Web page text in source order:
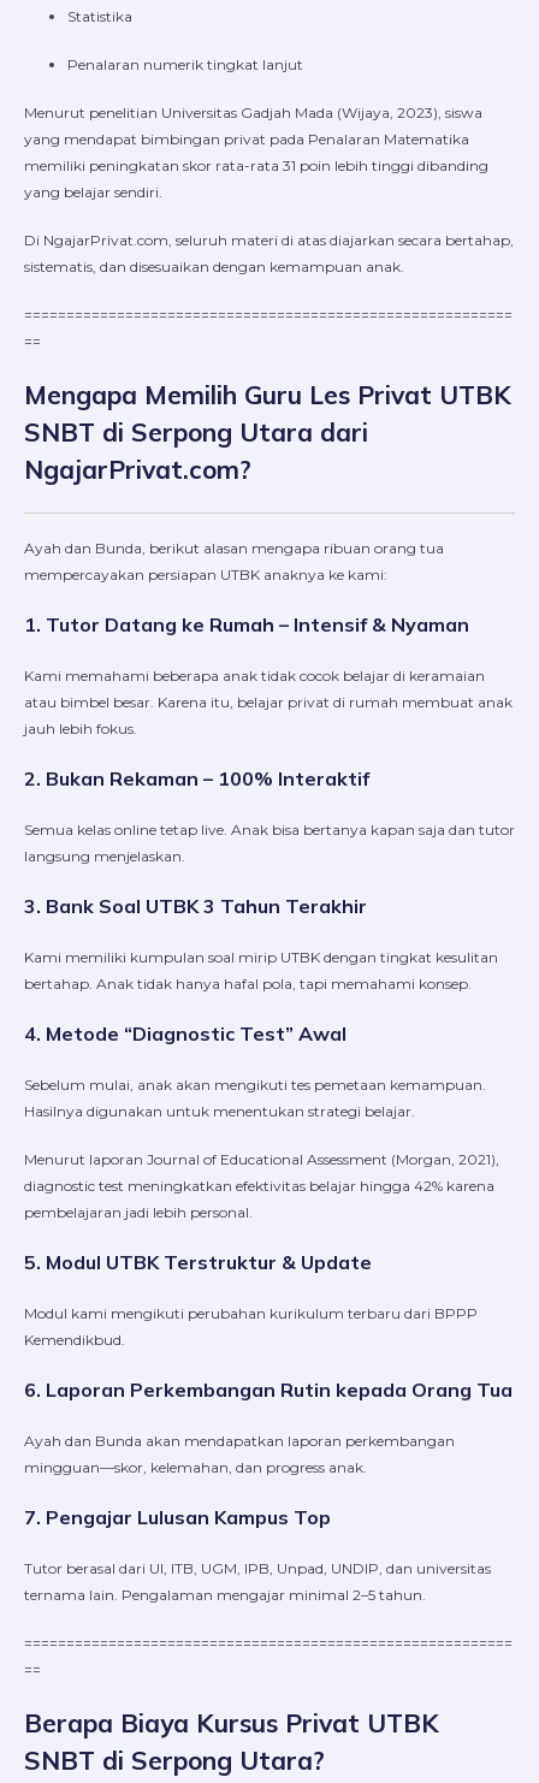
Statistika
Penalaran numerik tingkat lanjut
Menurut penelitian Universitas Gadjah Mada (Wijaya, 2023), siswa
yang mendapat bimbingan privat pada Penalaran Matematika
memiliki peningkatan skor rata-rata 31 poin lebih tinggi dibanding
yang belajar sendiri.
Di NgajarPrivat.com, seluruh materi di atas diajarkan secara bertahap,
sistematis, dan disesuaikan dengan kemampuan anak.
==========================================================
==
Mengapa Memilih Guru Les Privat UTBK
SNBT di Serpong Utara dari
NgajarPrivat.com?
Ayah dan Bunda, berikut alasan mengapa ribuan orang tua
mempercayakan persiapan UTBK anaknya ke kami:
1. Tutor Datang ke Rumah – Intensif & Nyaman
Kami memahami beberapa anak tidak cocok belajar di keramaian
atau bimbel besar. Karena itu, belajar privat di rumah membuat anak
jauh lebih fokus.
2. Bukan Rekaman – 100% Interaktif
Semua kelas online tetap live. Anak bisa bertanya kapan saja dan tutor
langsung menjelaskan.
3. Bank Soal UTBK 3 Tahun Terakhir
Kami memiliki kumpulan soal mirip UTBK dengan tingkat kesulitan
bertahap. Anak tidak hanya hafal pola, tapi memahami konsep.
4. Metode “Diagnostic Test” Awal
Sebelum mulai, anak akan mengikuti tes pemetaan kemampuan.
Hasilnya digunakan untuk menentukan strategi belajar.
Menurut laporan Journal of Educational Assessment (Morgan, 2021),
diagnostic test meningkatkan efektivitas belajar hingga 42% karena
pembelajaran jadi lebih personal.
5. Modul UTBK Terstruktur & Update
Modul kami mengikuti perubahan kurikulum terbaru dari BPPP
Kemendikbud.
6. Laporan Perkembangan Rutin kepada Orang Tua
Ayah dan Bunda akan mendapatkan laporan perkembangan
mingguan—skor, kelemahan, dan progress anak.
7. Pengajar Lulusan Kampus Top
Tutor berasal dari UI, ITB, UGM, IPB, Unpad, UNDIP, dan universitas
ternama lain. Pengalaman mengajar minimal 2–5 tahun.
==========================================================
==
Berapa Biaya Kursus Privat UTBK
SNBT di Serpong Utara?